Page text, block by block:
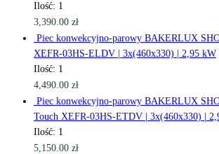
Ilość: 1
3,390.00 zł
Piec konwekcyjno-parowy BAKERLUX
XEFR-03HS-ELDV | 3x(460x330) | 2,95 kW
Ilość: 1
4,490.00 zł
Piec konwekcyjno-parowy BAKERLUX
Touch XEFR-03HS-ETDV | 3x(460x330) |
Ilość: 1
5,150.00 zł